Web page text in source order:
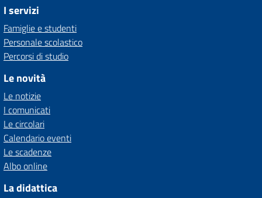
I servizi
Famiglie e studenti
Personale scolastico
Percorsi di studio
Le novità
Le notizie
I comunicati
Le circolari
Calendario eventi
Le scadenze
Albo online
La didattica